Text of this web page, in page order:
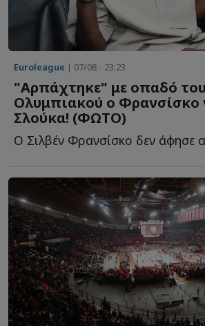
Euroleague | 07/08 - 23:23
"Αρπάχτηκε" με οπαδό του
Ολυμπιακού ο Φρανσίσκο
Σλούκα! (ΦΩΤΟ)